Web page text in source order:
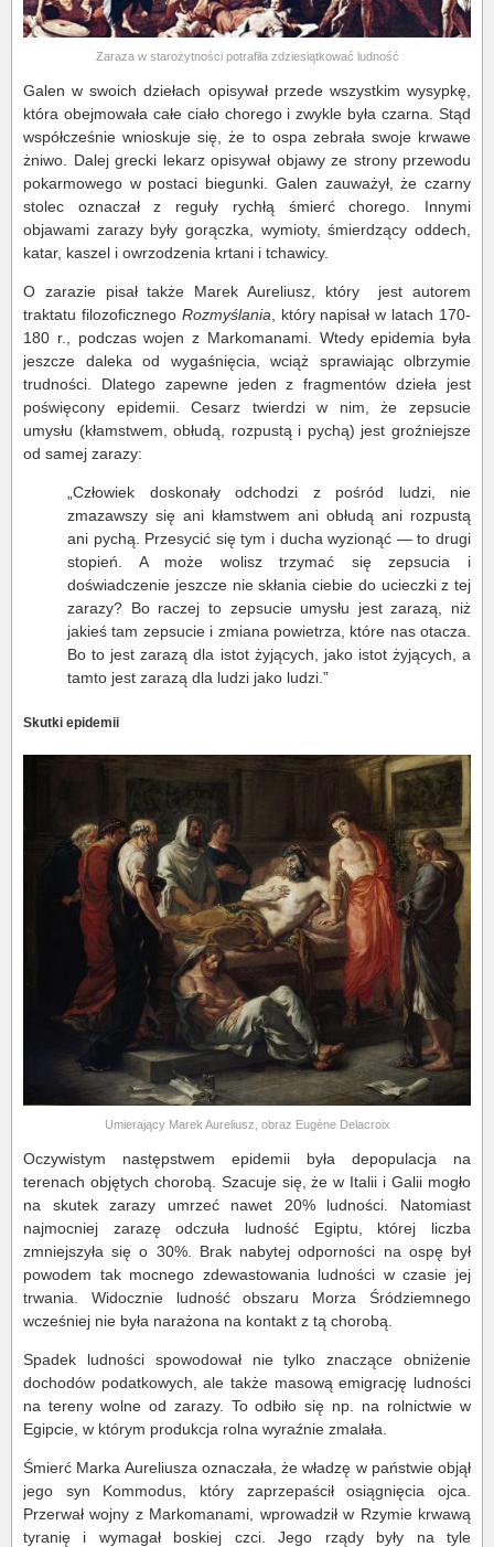
Zaraza w starożytności potrafiła zdziesiątkować ludność
Galen w swoich dziełach opisywał przede wszystkim wysypkę,
która obejmowała całe ciało chorego i zwykle była czarna. Stąd
współcześnie wnioskuje się, że to ospa zebrała swoje krwawe
żniwo. Dalej grecki lekarz opisywał objawy ze strony przewodu
pokarmowego w postaci biegunki. Galen zauważył, że czarny
stolec oznaczał z reguły rychłą śmierć chorego. Innymi
objawami zarazy były gorączka, wymioty, śmierdzący oddech,
katar, kaszel i owrzodzenia krtani i tchawicy.
O zarazie pisał także Marek Aureliusz, który jest autorem
traktatu filozoficznego Rozmyślania , który napisał w latach 170-
180 r., podczas wojen z Markomanami. Wtedy epidemia była
jeszcze daleka od wygaśnięcia, wciąż sprawiając olbrzymie
trudności. Dlatego zapewne jeden z fragmentów dzieła jest
poświęcony epidemii. Cesarz twierdzi w nim, że zepsucie
umysłu (kłamstwem, obłudą, rozpustą i pychą) jest groźniejsze
od samej zarazy:
„Człowiek doskonały odchodzi z pośród ludzi, nie
zmazawszy się ani kłamstwem ani obłudą ani rozpustą
ani pychą. Przesycić się tym i ducha wyzionąć — to drugi
stopień. A może wolisz trzymać się zepsucia i
doświadczenie jeszcze nie skłania ciebie do ucieczki z tej
zarazy? Bo raczej to zepsucie umysłu jest zarazą, niż
jakieś tam zepsucie i zmiana powietrza, które nas otacza.
Bo to jest zarazą dla istot żyjących, jako istot żyjących, a
tamto jest zarazą dla ludzi jako ludzi.”
Skutki epidemii
Umierający Marek Aureliusz, obraz Eugène Delacroix
Oczywistym następstwem epidemii była depopulacja na
terenach objętych chorobą. Szacuje się, że w Italii i Galii mogło
na skutek zarazy umrzeć nawet 20% ludności. Natomiast
najmocniej zarazę odczuła ludność Egiptu, której liczba
zmniejszyła się o 30%. Brak nabytej odporności na ospę był
powodem tak mocnego zdewastowania ludności w czasie jej
trwania. Widocznie ludność obszaru Morza Śródziemnego
wcześniej nie była narażona na kontakt z tą chorobą.
Spadek ludności spowodował nie tylko znaczące obniżenie
dochodów podatkowych, ale także masową emigrację ludności
na tereny wolne od zarazy. To odbiło się np. na rolnictwie w
Egipcie, w którym produkcja rolna wyraźnie zmalała.
Śmierć Marka Aureliusza oznaczała, że władzę w państwie objął
jego syn Kommodus, który zaprzepaścił osiągnięcia ojca.
Przerwał wojny z Markomanami, wprowadził w Rzymie krwawą
tyranię i wymagał boskiej czci. Jego rządy były na tyle